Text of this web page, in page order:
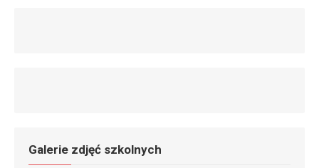
Galerie zdjęć szkolnych